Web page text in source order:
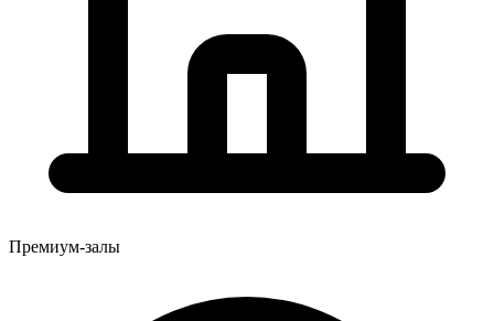
Премиум-залы